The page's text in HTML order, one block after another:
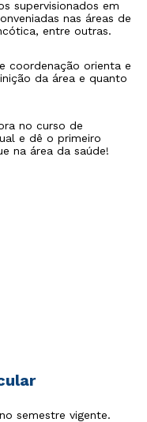
supervisionados em
nas áreas de
entre outras.
coordenação orienta e
da área e quanto
no curso de
e dê o primeiro
na área da saúde!
semestre vigente.
para o
Sul.